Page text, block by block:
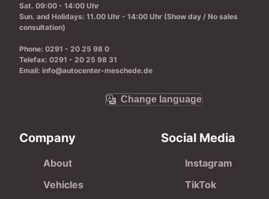
Sat. 09:00 - 14:00 Uhr
Sun. and Holidays: 11.00 Uhr - 14:00 Uhr (Show day / No sales
consultation)
Phone: 0291 - 20 25 98 0
Telefax: 0291 - 20 25 98 31
Email: info@autocenter-meschede.de
Change language
Company
About
Vehicles
Social Media
Instagram
TikTok